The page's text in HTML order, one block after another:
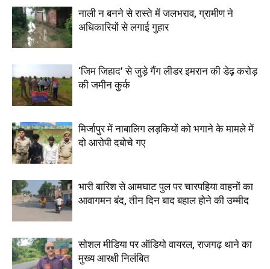
नाली न बनने से रास्ते में जलभराव, ग्रामीण ने
अधिकारियों से लगाई गुहार
‘जिम जिहाद’ से जुड़े गैंग लीडर इमरान की डेढ़ करोड़
की जमीन कुर्क
मिर्जापुर में नाबालिग लड़कियों को भगाने के मामले में
दो आरोपी दबोचे गए
भारी बारिश से आमघाट पुल पर चारपहिया वाहनों का
आवागमन बंद, तीन दिन बाद बहाल होने की उम्मीद
सोशल मीडिया पर ऑडियो वायरल, राजगढ़ थाने का
मुख्य आरक्षी निलंबित